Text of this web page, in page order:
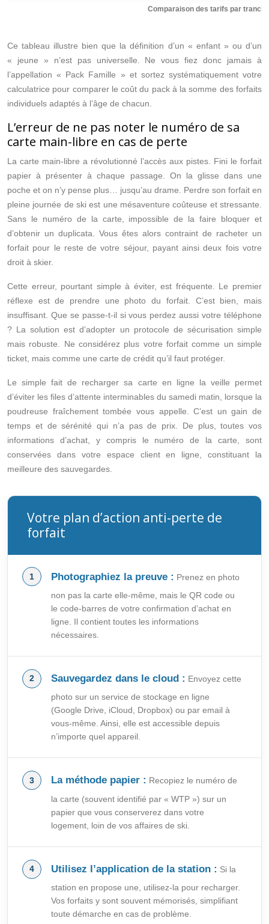
Comparaison des tarifs par
Ce tableau illustre bien que la définition d’un « enfant » ou d’un
« jeune » n’est pas universelle. Ne vous fiez donc jamais à
l’appellation « Pack Famille » et sortez systématiquement votre
calculatrice pour comparer le coût du pack à la somme des forfaits
individuels adaptés à l’âge de chacun.
L’erreur de ne pas noter le numéro de sa
carte main-libre en cas de perte
La carte main-libre a révolutionné l’accès aux pistes. Fini le forfait
papier à présenter à chaque passage. On la glisse dans une
poche et on n’y pense plus… jusqu’au drame. Perdre son forfait en
pleine journée de ski est une mésaventure coûteuse et stressante.
Sans le numéro de la carte, impossible de la faire bloquer et
d’obtenir un duplicata. Vous êtes alors contraint de racheter un
forfait pour le reste de votre séjour, payant ainsi deux fois votre
droit à skier.
Cette erreur, pourtant simple à éviter, est fréquente. Le premier
réflexe est de prendre une photo du forfait. C’est bien, mais
insuffisant. Que se passe-t-il si vous perdez aussi votre téléphone
? La solution est d’adopter un protocole de sécurisation simple
mais robuste. Ne considérez plus votre forfait comme un simple
ticket, mais comme une carte de crédit qu’il faut protéger.
Le simple fait de recharger sa carte en ligne la veille permet
d’éviter les files d’attente interminables du samedi matin, lorsque la
poudreuse fraîchement tombée vous appelle. C’est un gain de
temps et de sérénité qui n’a pas de prix. De plus, toutes vos
informations d’achat, y compris le numéro de la carte, sont
conservées dans votre espace client en ligne, constituant la
meilleure des sauvegardes.
Votre plan d’action anti-perte de
forfait
Photographiez la preuve : Prenez en photo
non pas la carte elle-même, mais le QR code ou
le code-barres de votre confirmation d’achat en
ligne. Il contient toutes les informations
nécessaires.
Sauvegardez dans le cloud : Envoyez cette
photo sur un service de stockage en ligne
(Google Drive, iCloud, Dropbox) ou par email à
vous-même. Ainsi, elle est accessible depuis
n’importe quel appareil.
La méthode papier : Recopiez le numéro de
la carte (souvent identifié par « WTP ») sur un
papier que vous conserverez dans votre
logement, loin de vos affaires de ski.
Utilisez l’application de la station : Si la
station en propose une, utilisez-la pour recharger.
Vos forfaits y sont souvent mémorisés, simplifiant
toute démarche en cas de problème.